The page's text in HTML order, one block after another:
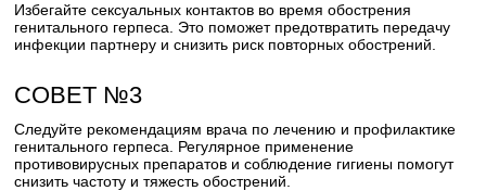
Избегайте сексуальных контактов во время обострения
генитального герпеса. Это поможет предотвратить передачу
инфекции партнеру и снизить риск повторных обострений.
СОВЕТ №3
Следуйте рекомендациям врача по лечению и профилактике
генитального герпеса. Регулярное применение
противовирусных препаратов и соблюдение гигиены помогут
снизить частоту и тяжесть обострений.